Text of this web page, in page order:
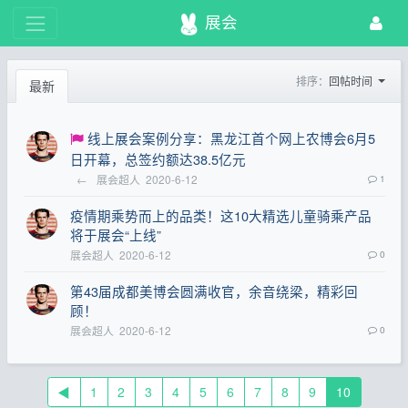
展会
最新 排序： 回帖时间
线上展会案例分享：黑龙江首个网上农博会6月5
日开幕，总签约额达38.5亿元
← 展会超人 2020-6-12 1
疫情期乘势而上的品类！这10大精选儿童骑乘产品
将于展会“上线”
展会超人 2020-6-12 0
第43届成都美博会圆满收官，余音绕梁，精彩回
顾！
展会超人 2020-6-12 0
◀ 1 2 3 4 5 6 7 8 9 10